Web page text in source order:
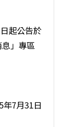
起公告於
」專區
7月31日